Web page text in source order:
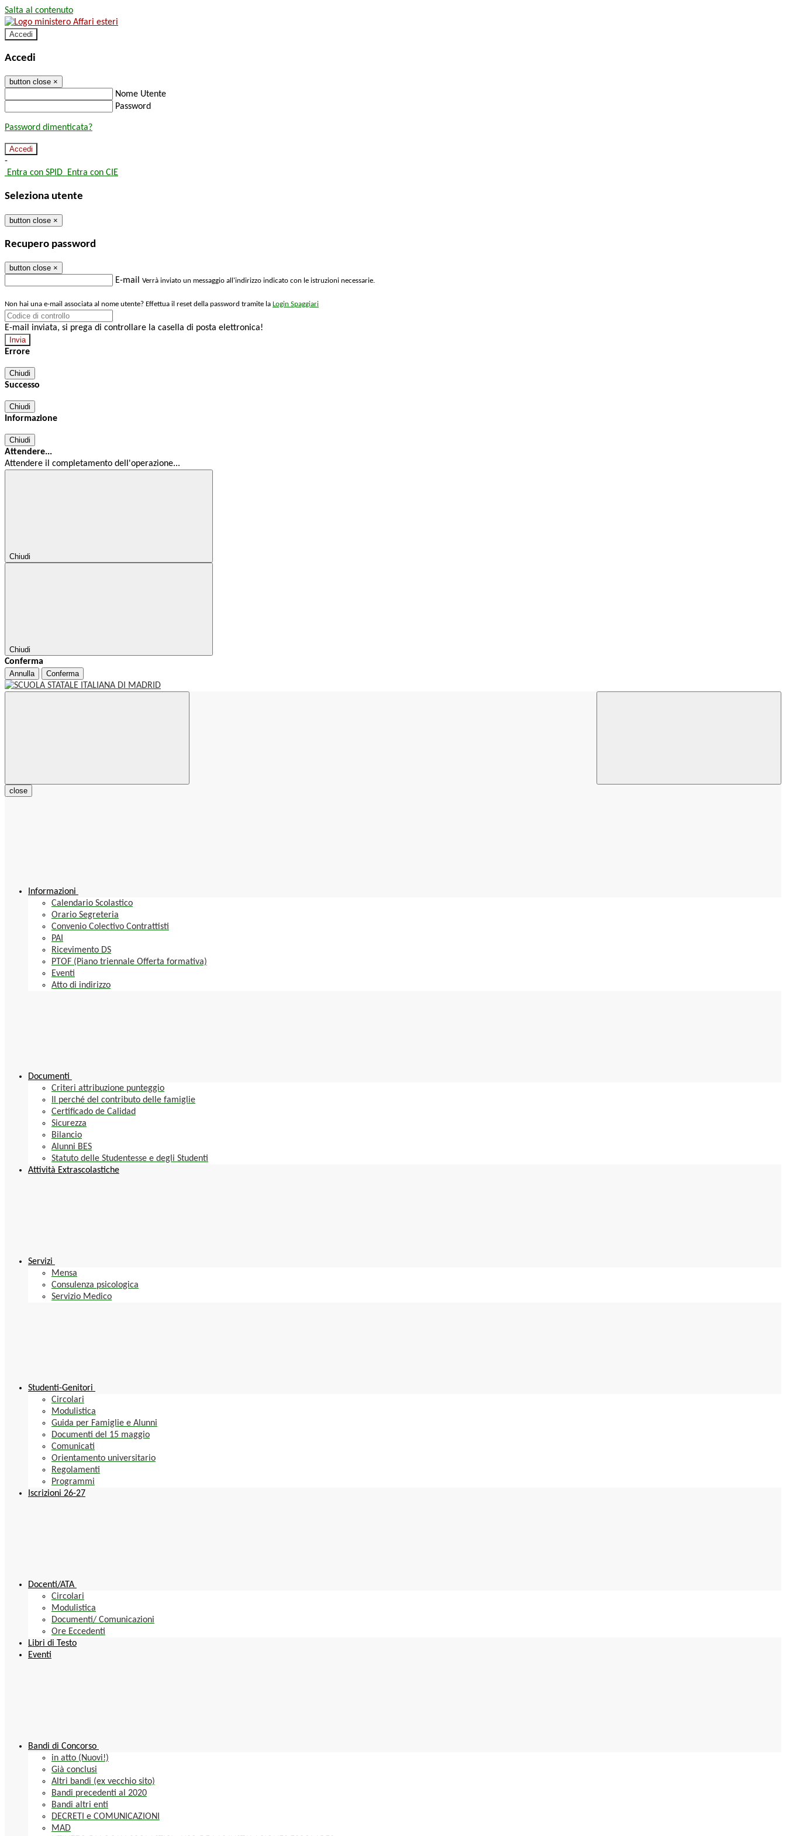
Salta al contenuto
Accedi
Accedi
button close ×
Nome Utente
Password
Password dimenticata?
-
Entra con SPID Entra con CIE
Seleziona utente
button close ×
Recupero password
button close ×
E-mail Verrà inviato un messaggio all'indirizzo indicato con le istruzioni necessarie.
Non hai una e-mail associata al nome utente? Effettua il reset della password tramite la Login Spaggiari
E-mail inviata, si prega di controllare la casella di posta elettronica!
Errore
Chiudi
Successo
Chiudi
Informazione
Chiudi
Attendere...
Attendere il completamento dell'operazione...
Chiudi
Chiudi
Conferma
Annulla Conferma
close
Informazioni
Calendario Scolastico
Orario Segreteria
Convenio Colectivo Contrattisti
PAI
Ricevimento DS
PTOF (Piano triennale Offerta formativa)
Eventi
Atto di indirizzo
Documenti
Criteri attribuzione punteggio
Il perché del contributo delle famiglie
Certificado de Calidad
Sicurezza
Bilancio
Alunni BES
Statuto delle Studentesse e degli Studenti
Attività Extrascolastiche
Servizi
Mensa
Consulenza psicologica
Servizio Medico
Studenti-Genitori
Circolari
Modulistica
Guida per Famiglie e Alunni
Documenti del 15 maggio
Comunicati
Orientamento universitario
Regolamenti
Programmi
Iscrizioni 26-27
Docenti/ATA
Circolari
Modulistica
Documenti/ Comunicazioni
Ore Eccedenti
Libri di Testo
Eventi
Bandi di Concorso
in atto (Nuovi!)
Già conclusi
Altri bandi (ex vecchio sito)
Bandi precedenti al 2020
Bandi altri enti
DECRETI e COMUNICAZIONI
MAD